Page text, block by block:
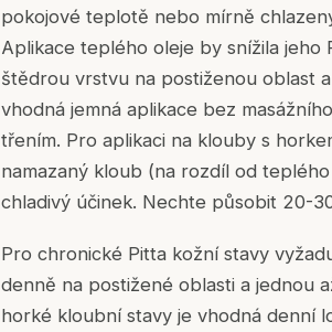
pokojové teplotě nebo mírně
Aplikace teplého oleje by snížila jeho
štědrou vrstvu na postiženou oblast
vhodná jemná aplikace bez
třením. Pro aplikaci na klouby s
namazaný kloub (na rozdíl od
chladivý účinek. Nechte působit 20-
Pro chronické Pitta kožní stavy
denně na postižené oblasti a jednou
horké kloubní stavy je vhodná denní